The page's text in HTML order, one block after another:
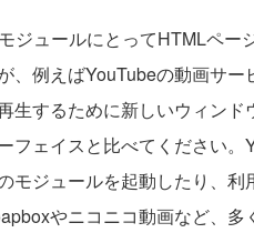
ジュールにとってHTMLペー
、例えばYouTubeの動画サ
生するために新しいウィン
フェイスと比べてください
モジュールを起動したり、
やニコニコ動画など、